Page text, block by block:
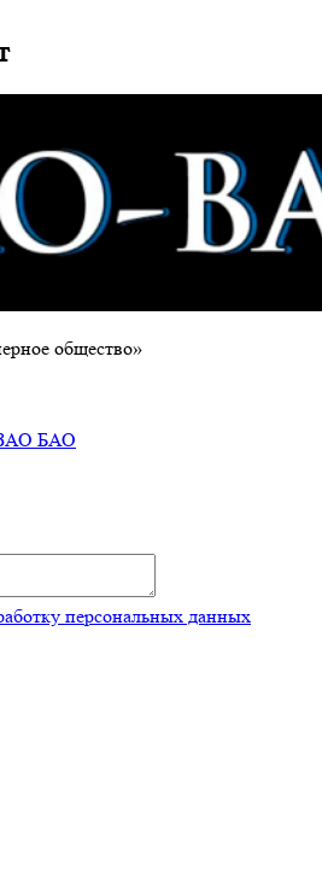
общество»
персональных данных